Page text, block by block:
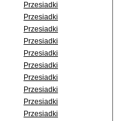
Przesiadki
Przesiadki
Przesiadki
Przesiadki
Przesiadki
Przesiadki
Przesiadki
Przesiadki
Przesiadki
Przesiadki